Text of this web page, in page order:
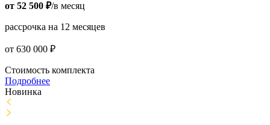
от 52 500 ₽/в месяц
рассрочка на 12 месяцев
от 630 000 ₽
Стоимость комплекта
Подробнее
Новинка